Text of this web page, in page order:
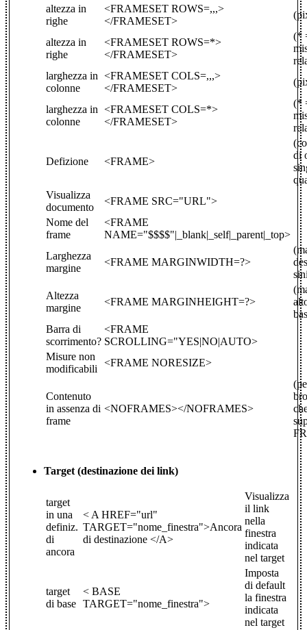
altezza in
righe
<FRAMESET ROWS=,,,>
</FRAMESET>
altezza in
righe
<FRAMESET ROWS=*>
</FRAMESET>
(*
larghezza in
colonne
<FRAMESET COLS=,,,>
</FRAMESET>
larghezza in
colonne
<FRAMESET COLS=*>
</FRAMESET>
(*
Defizione <FRAME>
di
Visualizza
documento
<FRAME SRC="URL">
Nome del
frame
<FRAME
NAME="$$$$"|_blank|_self|_parent|_top>
Larghezza
margine
<FRAME MARGINWIDTH=?>
Altezza
margine
<FRAME MARGINHEIGHT=?>
Barra di
scorrimento?
<FRAME
SCROLLING="YES|NO|AUTO>
Misure non
modificabili
<FRAME NORESIZE>
Contenuto
in assenza di
frame
<NOFRAMES></NOFRAMES>
Target (destinazione dei link)
target
in una
definiz.
di
ancora
< A HREF="url"
TARGET="nome_finestra">Ancora
di destinazione </A>
Visualizza
il link
nella
finestra
indicata
nel target
target
di base
< BASE
TARGET="nome_finestra">
Imposta
di default
la finestra
indicata
nel target